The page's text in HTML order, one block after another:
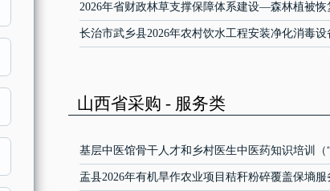
2026年省财政林草支撑保障体系建设—森林植被恢
长治市武乡县2026年农村饮水工程安装净化消毒设
山西省采购 - 服务类
基层中医馆骨干人才和乡村医生中医药知识培训（
盂县2026年有机旱作农业项目秸秆粉碎覆盖保墒服